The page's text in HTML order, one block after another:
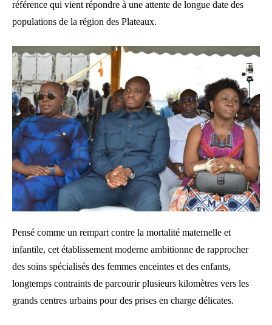
référence qui vient répondre à une attente de longue date des
populations de la région des Plateaux.
Pensé comme un rempart contre la mortalité maternelle et
infantile, cet établissement moderne ambitionne de rapprocher
des soins spécialisés des femmes enceintes et des enfants,
longtemps contraints de parcourir plusieurs kilomètres vers les
grands centres urbains pour des prises en charge délicates.